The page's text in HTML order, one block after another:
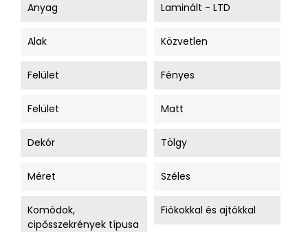
Anyag Laminált - LTD
Alak Közvetlen
Felület Fényes
Felület Matt
Dekór Tölgy
Méret Széles
Komódok,
cipősszekrények típusa
Fiókokkal és ajtókkal